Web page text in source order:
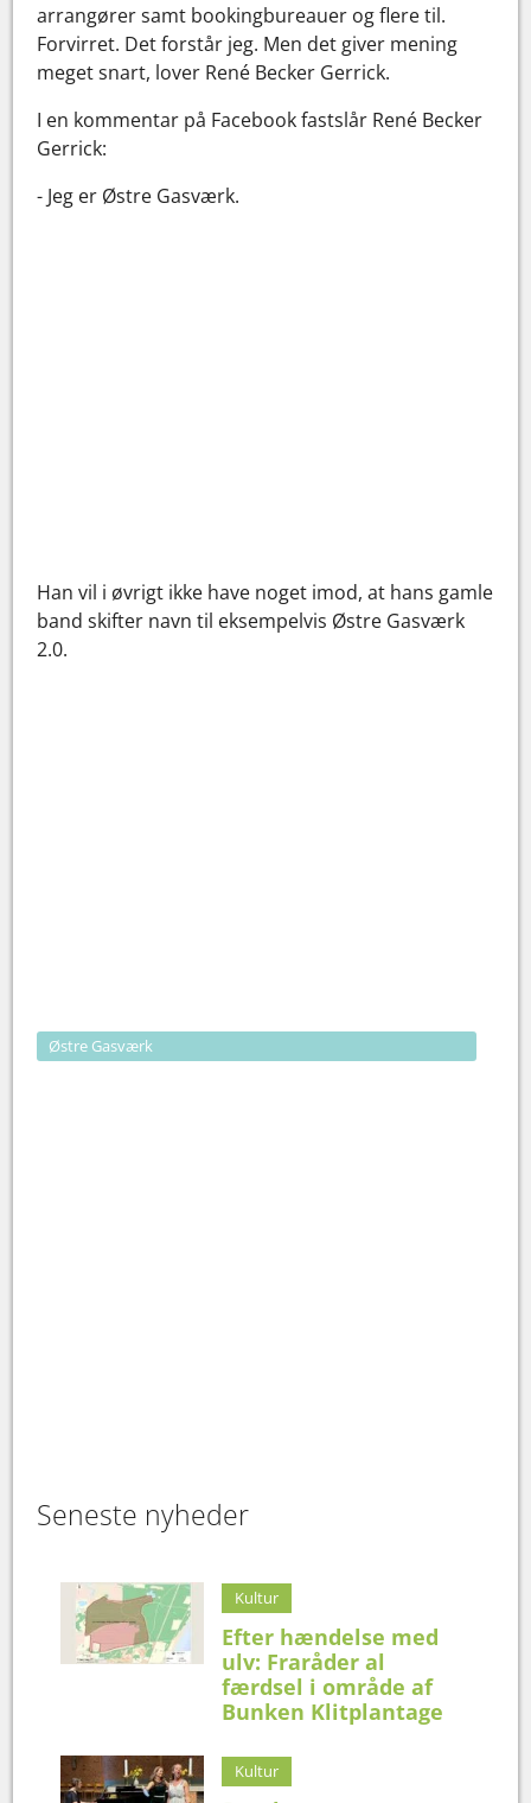
arrangører samt bookingbureauer og flere til.
Forvirret. Det forstår jeg. Men det giver mening
meget snart, lover René Becker Gerrick.
I en kommentar på Facebook fastslår René Becker
Gerrick:
- Jeg er Østre Gasværk.
Han vil i øvrigt ikke have noget imod, at hans gamle
band skifter navn til eksempelvis Østre Gasværk
2.0.
Østre Gasværk
Seneste nyheder
Kultur
Efter hændelse med
ulv: Fraråder al
færdsel i område af
Bunken Klitplantage
Kultur